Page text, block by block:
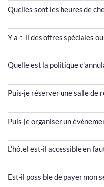
Quelles sont les heures de
Y a-t-il des offres spéciales
Quelle est la politique
Puis-je réserver une salle de
Puis-je organiser un
L’hôtel est-il accessible en
Est-il possible de payer mon